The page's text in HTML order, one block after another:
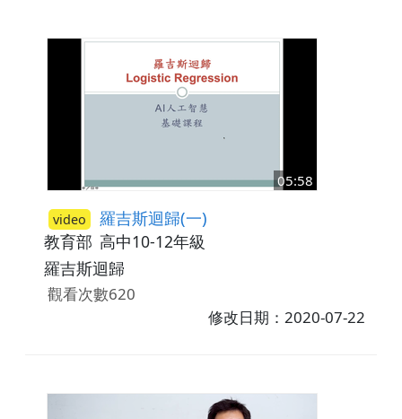
05:58
video 羅吉斯迴歸(一)
教育部 高中10-12年級
羅吉斯迴歸
觀看次數620
修改日期：2020-07-22